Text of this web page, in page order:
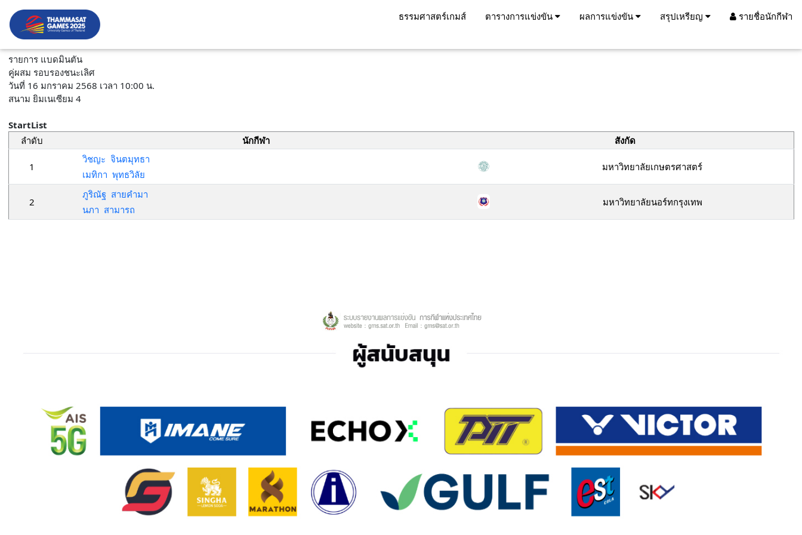
ธรรมศาสตร์เกมส์ ตารางการแข่งขัน ผลการแข่งขัน สรุปเหรียญ รายชื่อนักกีฬา
รายการ แบดมินตัน
คู่ผสม รอบรองชนะเลิศ
วันที่ 16 มกราคม 2568 เวลา 10:00 น.
สนาม ยิมเนเซียม 4
StartList
ลำดับ
นักกีฬา สังกัด
1
วิชญะ จินตมุทธา
เมทิกา พุทธวิลัย
มหาวิทยาลัยเกษตรศาสตร์
2
ภูริณัฐ สายคำมา
นภา สามารถ
มหาวิทยาลัยนอร์ทกรุงเทพ